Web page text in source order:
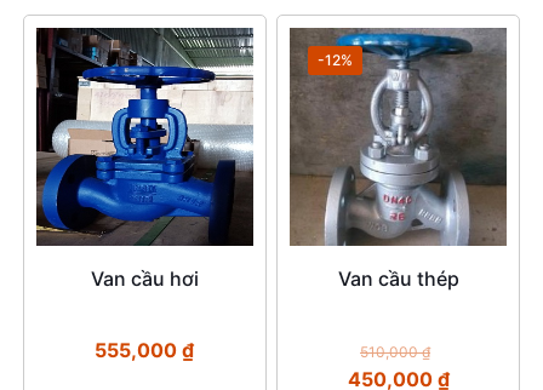
Van cầu hơi
555,000₫
-12%
Van cầu thép
510,000₫
450,000 ₫